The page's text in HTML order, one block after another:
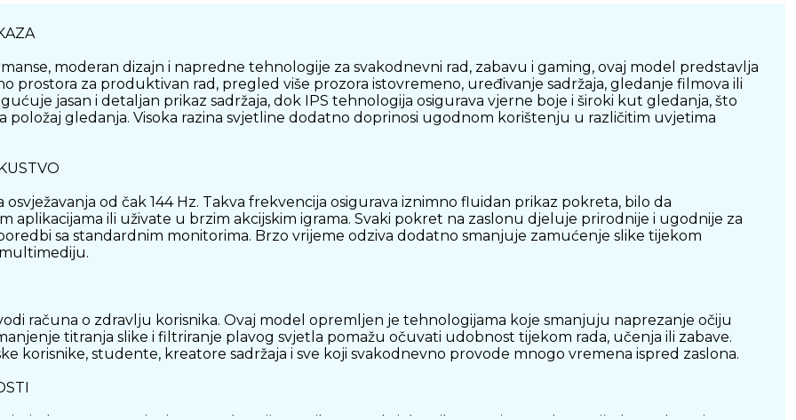
moderan dizajn i napredne tehnologije za svakodnevni rad, zabavu i gaming, ovaj model predstavlja
prostora za produktivan rad, pregled više prozora istovremeno, uređivanje sadržaja, gledanje filmova ili
jasan i detaljan prikaz sadržaja, dok IPS tehnologija osigurava vjerne boje i široki kut gledanja, što
položaj gledanja. Visoka razina svjetline dodatno doprinosi ugodnom korištenju u različitim uvjetima
od čak 144 Hz. Takva frekvencija osigurava iznimno fluidan prikaz pokreta, bilo da
ili uživate u brzim akcijskim igrama. Svaki pokret na zaslonu djeluje prirodnije i ugodnije za
sa standardnim monitorima. Brzo vrijeme odziva dodatno smanjuje zamućenje slike tijekom
računa o zdravlju korisnika. Ovaj model opremljen je tehnologijama koje smanjuju naprezanje očiju
titranja slike i filtriranje plavog svjetla pomažu očuvati udobnost tijekom rada, učenja ili zabave.
korisnike, studente, kreatore sadržaja i sve koji svakodnevno provode mnogo vremena ispred zaslona.